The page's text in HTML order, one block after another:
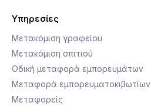
Υπηρεσίες
Μετακόμιση γραφείου
Μετακόμιση σπιτιού
Οδική μεταφορά εμπορευμάτων
Μεταφορά εμπορευματοκιβωτίων
Μεταφορείς